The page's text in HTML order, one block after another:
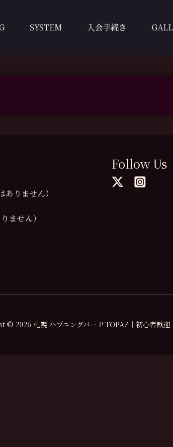
SYSTEM 入会手続き
りません）
ません）
Follow Us
2026 札幌 ハプニングバー P-TOPAZ｜初心者歓迎